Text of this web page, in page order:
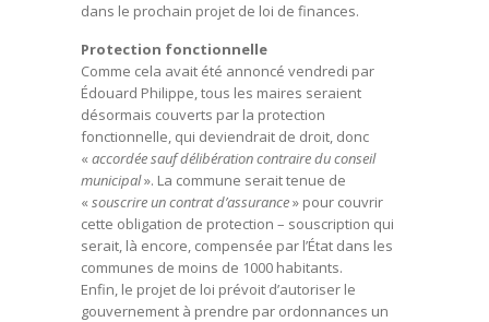
dans le prochain projet de loi de finances.
Protection fonctionnelle
Comme cela avait été annoncé vendredi par
Édouard Philippe, tous les maires seraient
désormais couverts par la protection
fonctionnelle, qui deviendrait de droit, donc
« accordée sauf délibération contraire du conseil
municipal». La commune serait tenue de
« souscrire un contrat d’assurance» pour couvrir
cette obligation de protection – souscription qui
serait, là encore, compensée par l’État dans les
communes de moins de 1000 habitants.
Enfin, le projet de loi prévoit d’autoriser le
gouvernement à prendre par ordonnances un